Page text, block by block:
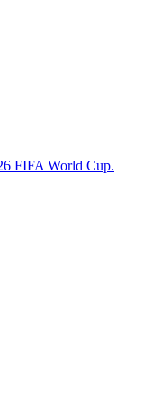
FIFA World Cup.